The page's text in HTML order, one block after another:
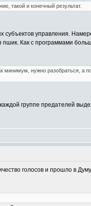
такой и конечный результат.
управления.
Как с программами
минимум, нужно разобраться, а
группе предателей
голосов и прошло в